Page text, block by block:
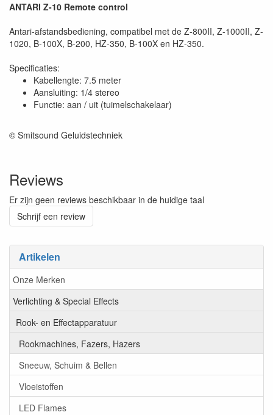
Artikelen
Onze Merken
Verlichting & Special Effects
Rook- en Effectapparatuur
Rookmachines, Fazers, Hazers
Sneeuw, Schuim & Bellen
Vloeistoffen
LED Flames
ANTARI Z-10 Remote control
Antari-afstandsbediening, compatibel met de Z-800II, Z-1000II, Z-
1020, B-100X, B-200, HZ-350, B-100X en HZ-350.
Specificaties:
Kabellengte: 7.5 meter
Aansluiting: 1/4 stereo
Functie: aan / uit (tuimelschakelaar)
© Smitsound Geluidstechniek
Reviews
Er zijn geen reviews beschikbaar in de huidige taal
Schrijf een review